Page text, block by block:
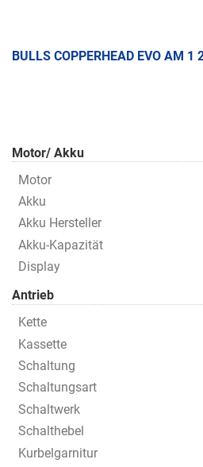
BULLS COPPERHEAD EVO AM
Motor/ Akku
Motor
Akku
Akku Hersteller
Akku-Kapazität
Display
Antrieb
Kette
Kassette
Schaltung
Schaltungsart
Schaltwerk
Schalthebel
Kurbelgarnitur